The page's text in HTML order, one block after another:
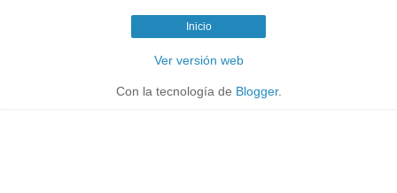
Inicio
Ver versión web
Con la tecnología de Blogger.